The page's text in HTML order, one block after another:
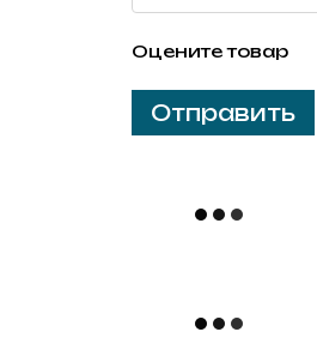
Оцените товар
Отправить